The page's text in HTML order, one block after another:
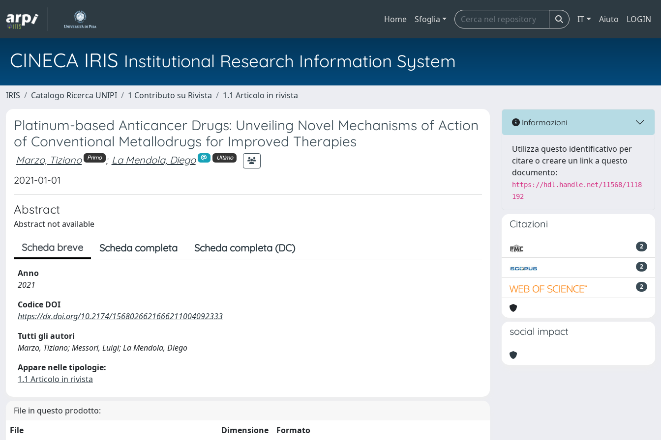
Home Sfoglia IT Aiuto LOGIN
CINECA IRIS Institutional Research Information System
IRIS Catalogo Ricerca UNIPI 1 Contributo su Rivista 1.1 Articolo in rivista
Platinum-based Anticancer Drugs: Unveiling Novel Mechanisms of Action
of Conventional Metallodrugs for Improved Therapies
Marzo, Tiziano Primo ; La Mendola, Diego Ultimo
2021-01-01
Abstract
Abstract not available
Scheda breve Scheda completa Scheda completa (DC)
Anno
2021
Codice DOI
https://dx.doi.org/10.2174/1568026621666211004092333
Tutti gli autori
Marzo, Tiziano; Messori, Luigi; La Mendola, Diego
Appare nelle tipologie:
1.1 Articolo in rivista
File in questo prodotto:
File
Dimensione Formato
Informazioni
Utilizza questo identificativo per
citare o creare un link a questo
documento:
https://hdl.handle.net/11568/1118
192
Citazioni
2
2
2
social impact